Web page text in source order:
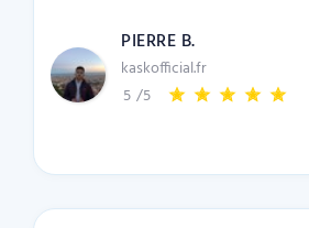
PIERRE B.
kaskofficial.fr
5 /5